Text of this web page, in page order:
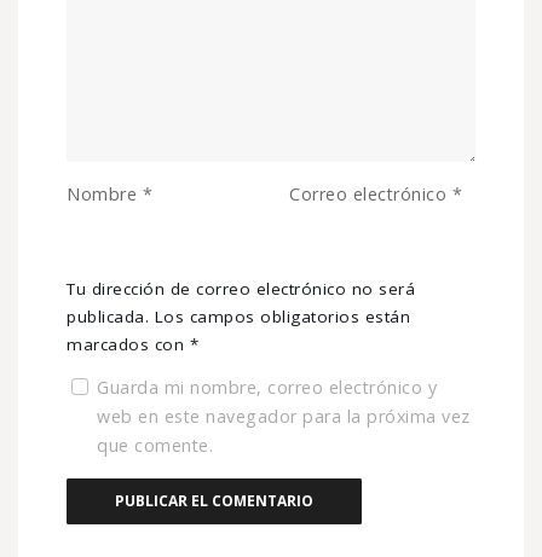
Tu dirección de correo electrónico no será
publicada. Los campos obligatorios están
marcados con *
Nombre * Correo electrónico *
Guarda mi nombre, correo electrónico y
web en este navegador para la próxima vez
que comente.